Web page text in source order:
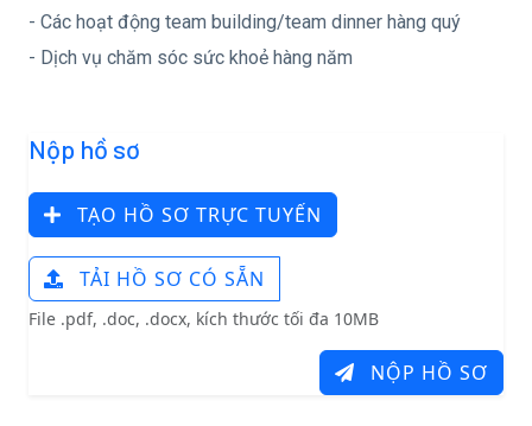
- Các hoạt động team building/team dinner hàng quý
- Dịch vụ chăm sóc sức khoẻ hàng năm
Nộp hồ sơ
TẠO HỒ SƠ TRỰC TUYẾN
TẢI HỒ SƠ CÓ SẴN
File .pdf, .doc, .docx, kích thước tối đa 10MB
NỘP HỒ SƠ